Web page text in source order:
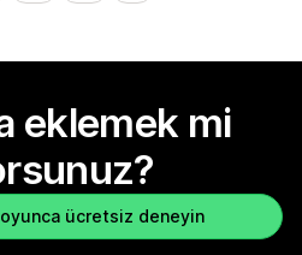
eklemek mi
ücretsiz deneyin